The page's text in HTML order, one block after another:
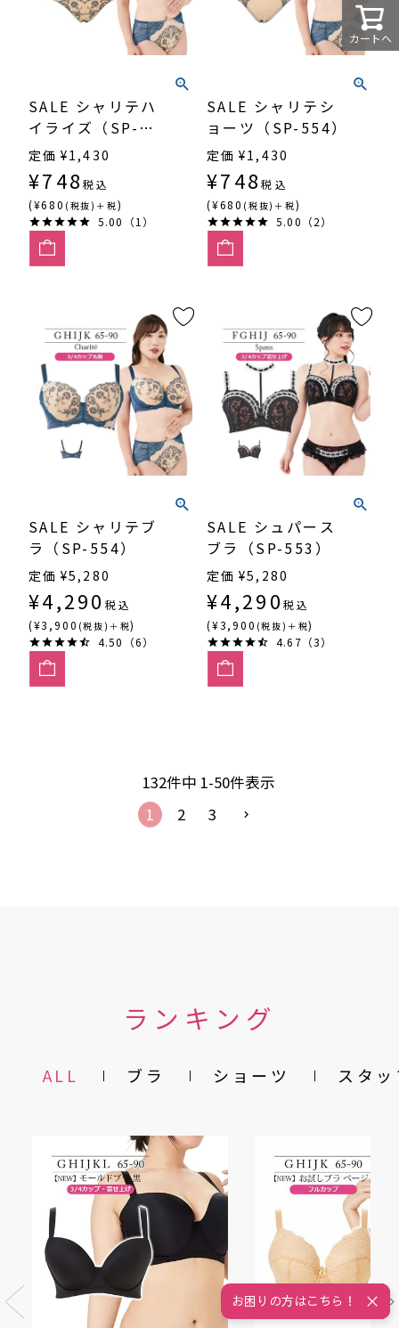
SALE シャリテハ
イライズ（SP-
554）
定価 ¥1,430
¥748税込
(¥680 (税抜)＋税)
5.00（1）
SALE シャリテシ
ョーツ（SP-554）
定価 ¥1,430
¥748税込
(¥680 (税抜)＋税)
5.00（2）
SALE シャリテブ
ラ（SP-554）
定価 ¥5,280
¥4,290 税込
(¥3,900 (税抜)＋税)
4.50（6）
SALE シュパース
ブラ（SP-553）
定価 ¥5,280
¥4,290 税込
(¥3,900 (税抜)＋税)
4.67（3）
132件中 1-50件表示
1
2 3
ランキング
ALL ブラ ショーツ スタ
カートへ
お困りの方はこちら！